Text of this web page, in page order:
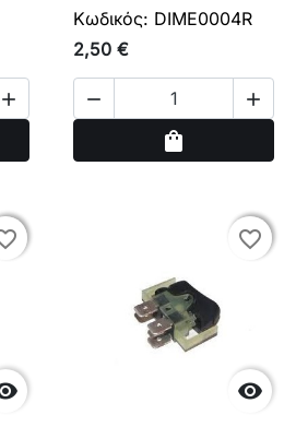

Κωδικός: DIME0004R
2,50 €
 
shopping_bag

favorite_border
favorite_border